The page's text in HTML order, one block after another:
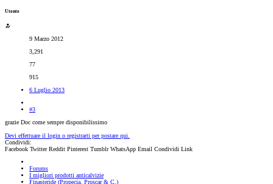
Utente
9 Marzo 2012
3,291
77
915
6 Luglio 2013
#3
grazie Doc come sempre disponibilissimo
Devi effettuare il login o registrarti per postare qui.
Condividi:
Facebook Twitter Reddit Pinterest Tumblr WhatsApp Email Condividi Link
Forums
I migliori prodotti anticalvizie
Finasteride (Propecia, Proscar & C.)